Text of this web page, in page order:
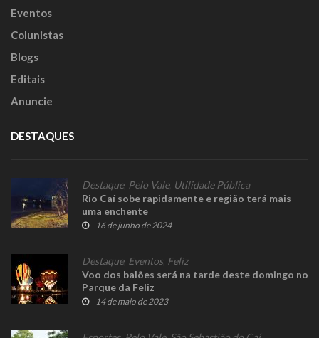
Eventos
Colunistas
Blogs
Editais
Anuncie
DESTAQUES
Destaque, Pelo Vale, Utilidade Pública
Rio Caí sobe rapidamente e região terá mais
uma enchente
16 de junho de 2024
Destaque, Eventos, Feliz
Voo dos balões será na tarde deste domingo no
Parque da Feliz
14 de maio de 2023